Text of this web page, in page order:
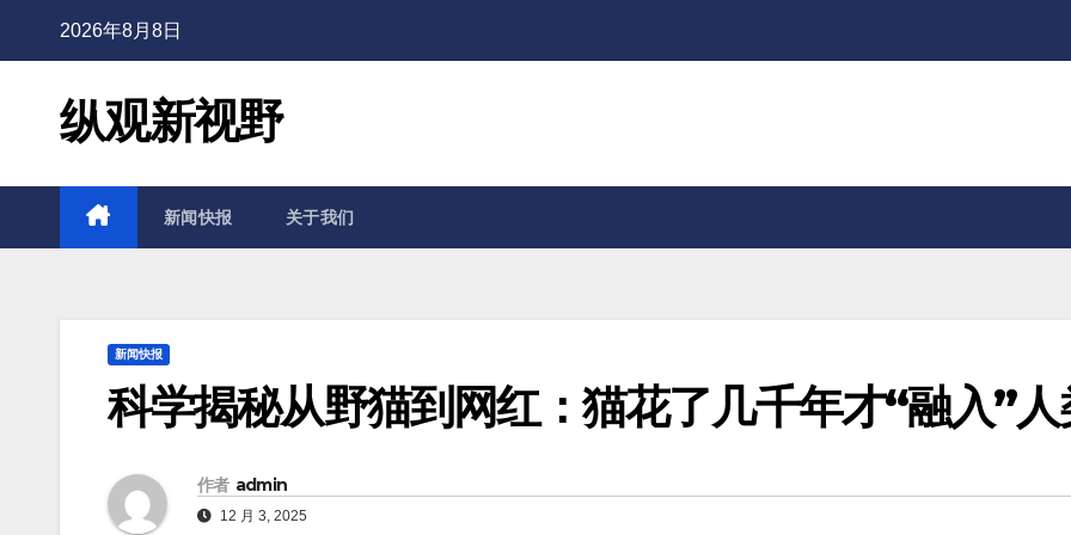
2026年8月8日
纵观新视野
新闻快报 关于我们
新闻快报
科学揭秘从野猫到网红：猫花了几千年才“融入”
作者 admin
12 月 3, 2025